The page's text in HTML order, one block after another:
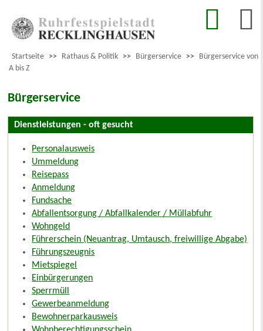
Startseite >> Rathaus & Politik >> Bürgerservice >> Bürgerservice von
A bis Z
Bürgerservice
Dienstleistungen - oft gesucht
Personalausweis
Ummeldung
Reisepass
Anmeldung
Fundsache
Abfallentsorgung / Abfallkalender / Müllabfuhr
Wohngeld
Führerschein (Neuantrag, Umtausch, freiwillige Abgabe)
Führungszeugnis
Mietspiegel
Einbürgerungen
Sperrmüll
Gewerbeanmeldung
Bewohnerparkausweis